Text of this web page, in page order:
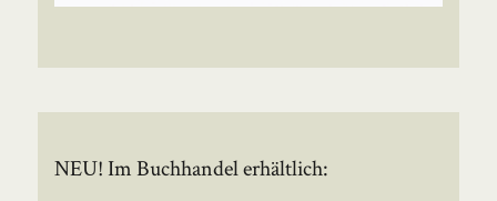
NEU! Im Buchhandel erhältlich: